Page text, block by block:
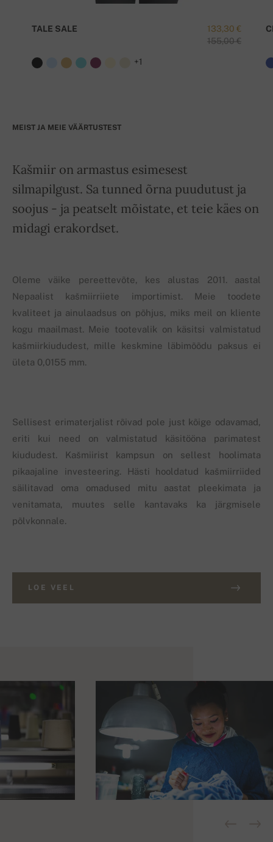
133,30 €
155,00 €
TALE SALE
+1
MEIST JA MEIE VÄÄRTUSTEST
Kašmiir on armastus esimesest
silmapilgust. Sa tunned õrna puudutust ja
soojus - ja peatselt mõistate, et teie käes on
midagi erakordset.
Oleme väike pereettevõte, kes alustas 2011. aastal
Nepaalist kašmiirriiete importimist. Meie toodete
kvaliteet ja ainulaadsus on põhjus, miks meil on kliente
kogu maailmast. Meie tootevalik on käsitsi valmistatud
kašmiirkiududest, mille keskmine läbimõõdu paksus ei
ületa 0,0155 mm.
Sellisest erimaterjalist rõivad pole just kõige odavamad,
eriti kui need on valmistatud käsitööna parimatest
kiududest. Kašmiirist kampsun on sellest hoolimata
pikaajaline investeering. Hästi hooldatud kašmiirriided
säilitavad oma omadused mitu aastat pleekimata ja
venitamata, muutes selle kantavaks ka järgmisele
põlvkonnale.
LOE VEEL